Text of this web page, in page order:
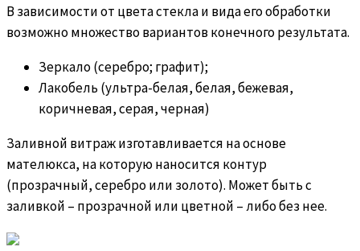
В зависимости от цвета стекла и вида его обработки
возможно множество вариантов конечного результата.
Зеркало (серебро; графит);
Лакобель (ультра-белая, белая, бежевая,
коричневая, серая, черная)
Заливной витраж изготавливается на основе
мателюкса, на которую наносится контур
(прозрачный, серебро или золото). Может быть с
заливкой – прозрачной или цветной – либо без нее.